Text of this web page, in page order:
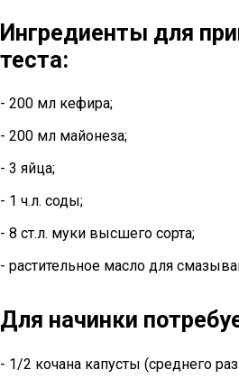
Ингредиенты для
теста:
- 200 мл кефира;
- 200 мл майонеза;
- 3 яйца;
- 1 ч.л. соды;
- 8 ст.л. муки высшего сорта;
- растительное масло для
Для начинки
- 1/2 кочана капусты (среднего